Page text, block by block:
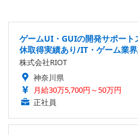
ゲームUI・GUIの開発サポー
休取得実績あり/IT・ゲーム業
株式会社RIOT
神奈川県
月給30万5,700円～50万円
正社員